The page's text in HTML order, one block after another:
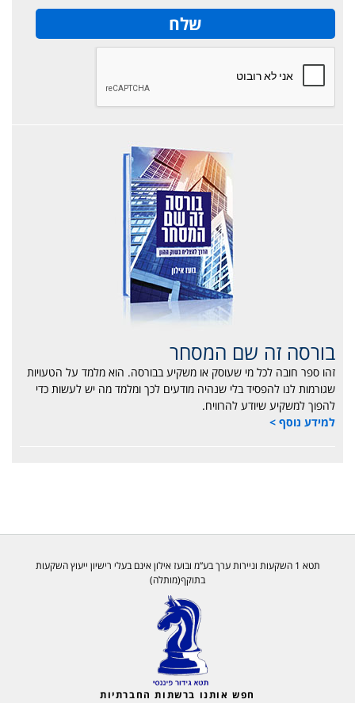
בורסה זה שם המסחר
זהו ספר חובה לכל מי שעוסק או משקיע בבורסה. הוא מלמד על הטעויות
שגורמות לנו להפסיד בלי שנהיה מודעים לכך ומלמד מה יש לעשות כדי
להפוך למשקיע שיודע להרוויח.
למידע נוסף >
תטא 1 השקעות וניירות ערך בע”מ ובועז אילון אינם בעלי רישיון ייעוץ השקעות
בתוקף(מותלה)
חפש אותנו ברשתות החברתיות